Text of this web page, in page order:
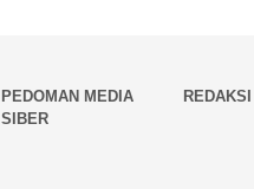
PEDOMAN MEDIA
SIBER
REDAKSI